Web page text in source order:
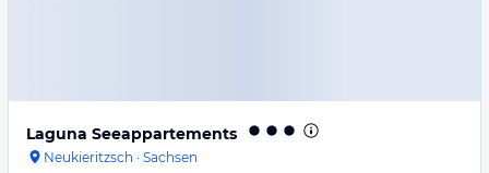
Laguna Seeappartements
Neukieritzsch · Sachsen